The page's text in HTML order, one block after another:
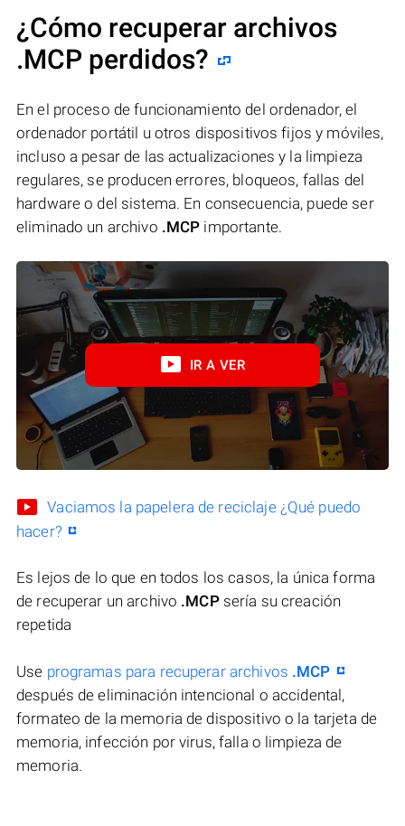
¿Cómo recuperar archivos
.MCP perdidos?
En el proceso de funcionamiento del ordenador, el
ordenador portátil u otros dispositivos fijos y móviles,
incluso a pesar de las actualizaciones y la limpieza
regulares, se producen errores, bloqueos, fallas del
hardware o del sistema. En consecuencia, puede ser
eliminado un archivo .MCP importante.
IR A VER
Vaciamos la papelera de reciclaje ¿Qué puedo
hacer?
Es lejos de lo que en todos los casos, la única forma
de recuperar un archivo .MCPsería su creación
repetida
Use programas para recuperar archivos .MCP
después de eliminación intencional o accidental,
formateo de la memoria de dispositivo o la tarjeta de
memoria, infección por virus, falla o limpieza de
memoria.